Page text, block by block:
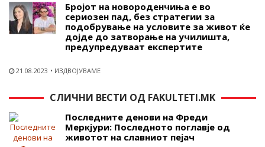
Бројот на новороденчиња е во
сериозен пад, без стратегии за
подобрување на условите за живот ќе
дојде до затворање на училишта,
предупредуваат експертите
21.08.2023 ИЗДВОЈУВАМЕ
СЛИЧНИ ВЕСТИ ОД FAKULTETI.MK
Последните денови на Фреди
Меркјури: Последното поглавје од
животот на славниот пејач